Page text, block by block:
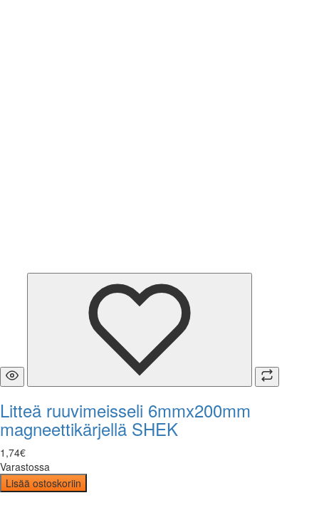
Litteä ruuvimeisseli 6mmx200mm
magneettikärjellä SHEK
1 ,74€
Varastossa
Lisää ostoskoriin